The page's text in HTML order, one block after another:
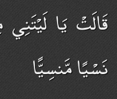
قَالَتْ يَا
نَسْيًا مَّنسِيًّا